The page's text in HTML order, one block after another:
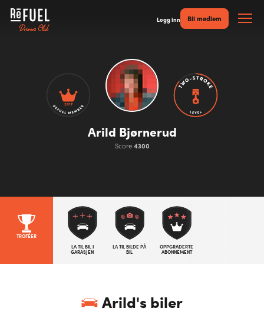
Logg inn Bli medlem
2017
Arild Bjørnerud
Score4300
TROFÉER
LA TIL BIL I
GARASJEN
LA TIL BILDE PÅ
BIL
OPPGRADERTE
ABONNEMENT
Arild's biler